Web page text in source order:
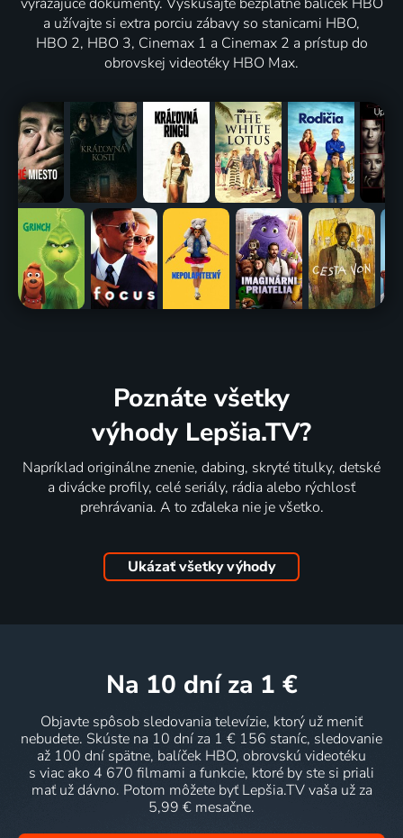
a užívajte si extra porciu zábavy so stanicami HBO,
HBO 2, HBO 3, Cinemax 1 a Cinemax 2 a prístup do
obrovskej videotéky HBO Max.
Poznáte všetky
výhody Lepšia.TV?
Napríklad originálne znenie, dabing, skryté titulky, detské
a divácke profily, celé seriály, rádia alebo rýchlosť
prehrávania. A to zďaleka nie je všetko.
Ukázať všetky výhody
na 10 dní za 1 €
Objavte spôsob sledovania televízie, ktorý už meniť
nebudete. Skúste na 10 dní za 1 € 156 staníc, sledovanie
až 100 dní spätne, balíček HBO, obrovskú videotéku
s viac ako 4 670 filmami a funkcie, ktoré by ste si priali
mať už dávno. Potom môžete byť Lepšia.TV vaša už za
5,99 € mesačne.